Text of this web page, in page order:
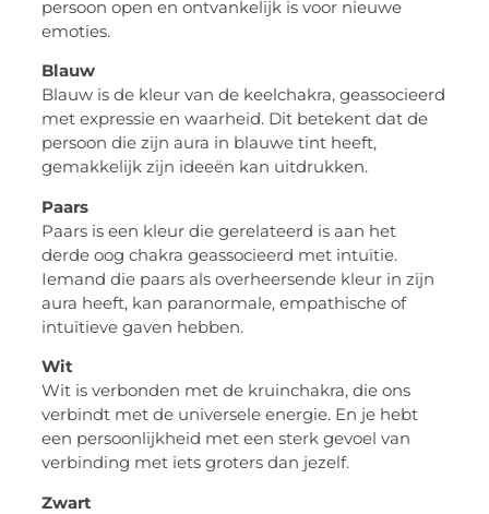
persoon open en ontvankelijk is voor nieuwe
emoties.
Blauw
Blauw is de kleur van de keelchakra, geassocieerd
met expressie en waarheid. Dit betekent dat de
persoon die zijn aura in blauwe tint heeft,
gemakkelijk zijn ideeën kan uitdrukken.
Paars
Paars is een kleur die gerelateerd is aan het
derde oog chakra geassocieerd met intuïtie.
Iemand die paars als overheersende kleur in zijn
aura heeft, kan paranormale, empathische of
intuïtieve gaven hebben.
Wit
Wit is verbonden met de kruinchakra, die ons
verbindt met de universele energie. En je hebt
een persoonlijkheid met een sterk gevoel van
verbinding met iets groters dan jezelf.
Zwart